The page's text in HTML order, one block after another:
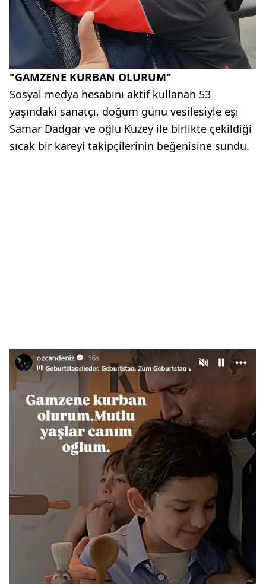
"GAMZENE KURBAN OLURUM"
Sosyal medya hesabını aktif kullanan 53
yaşındaki sanatçı, doğum günü vesilesiyle eşi
Samar Dadgar ve oğlu Kuzey ile birlikte çekildiği
sıcak bir kareyi takipçilerinin beğenisine sundu.